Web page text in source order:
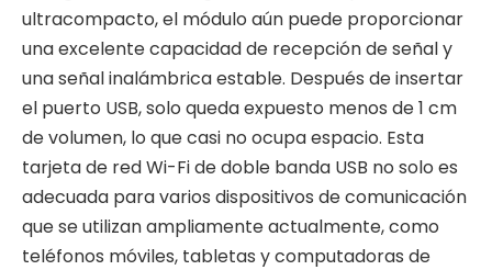
ultracompacto, el módulo aún puede proporcionar
una excelente capacidad de recepción de señal y
una señal inalámbrica estable. Después de insertar
el puerto USB, solo queda expuesto menos de 1 cm
de volumen, lo que casi no ocupa espacio. Esta
tarjeta de red Wi-Fi de doble banda USB no solo es
adecuada para varios dispositivos de comunicación
que se utilizan ampliamente actualmente, como
teléfonos móviles, tabletas y computadoras de